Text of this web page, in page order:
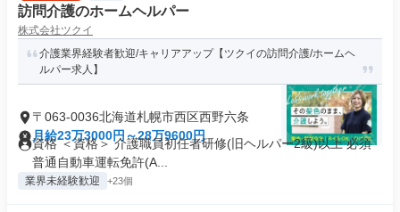
訪問介護のホームヘルパー
株式会社ツクイ
介護業界経験者歓迎/キャリアアップ【ツクイの訪問介護/ホームヘ
ルパー求人】
〒063-0036北海道札幌市西区西野六条
月給23万3000円～28万9600円
資格 ＜資格＞ 介護職員初任者研修(旧ヘルパー2級)以上 必須
普通自動車運転免許(A...
業界未経験歓迎 +23個